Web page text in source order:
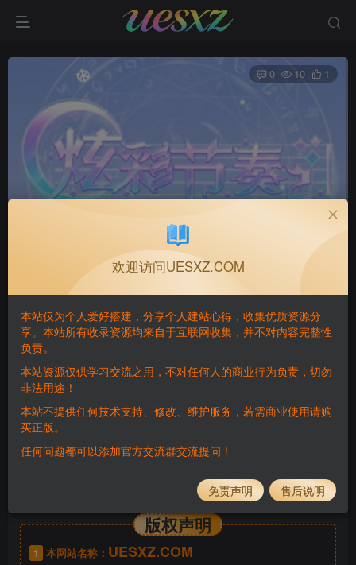
正文
0 10 1
2个月前发布
关注 私信
版权声明
1 本网站名称： UESXZ.COM
欢迎访问UESXZ.COM
本站仅为个人爱好搭建，分享个人建站心得，收集优质资源分
享。本站所有收录资源均来自于互联网收集，并不对内容完整性
负责。
本站资源仅供学习交流之用，不对任何人的商业行为负责，切勿
非法用途！
本站不提供任何技术支持、修改、维护服务，若需商业使用请购
买正版。
任何问题都可以添加官方交流群交流提问！
免责声明 售后说明